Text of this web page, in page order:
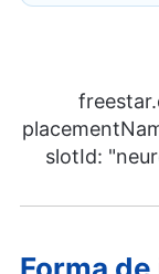
slotId: